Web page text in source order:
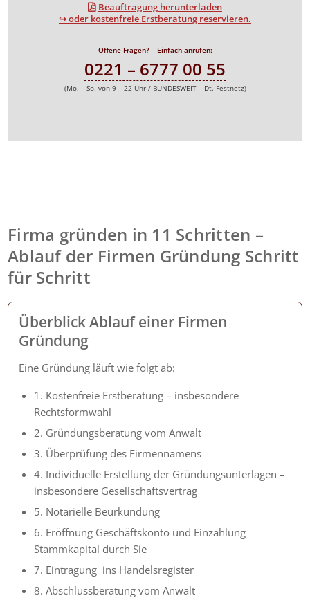
Beauftragung herunterladen
↪ oder kostenfreie Erstberatung reservieren.
Offene Fragen? – Einfach anrufen:
0221 – 6777 00 55
(Mo. – So. von 9 – 22 Uhr / BUNDESWEIT – Dt. Festnetz)
Firma gründen in 11 Schritten –
Ablauf der Firmen Gründung Schritt
für Schritt
Überblick Ablauf einer Firmen
Gründung
Eine Gründung läuft wie folgt ab:
1. Kostenfreie Erstberatung – insbesondere
Rechtsformwahl
2. Gründungsberatung vom Anwalt
3. Überprüfung des Firmennamens
4. Individuelle Erstellung der Gründungsunterlagen –
insbesondere Gesellschaftsvertrag
5. Notarielle Beurkundung
6. Eröffnung Geschäftskonto und Einzahlung
Stammkapital durch Sie
7. Eintragung ins Handelsregister
8. Abschlussberatung vom Anwalt